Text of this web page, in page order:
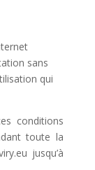
sans
qui
conditions
toute la
jusqu’à